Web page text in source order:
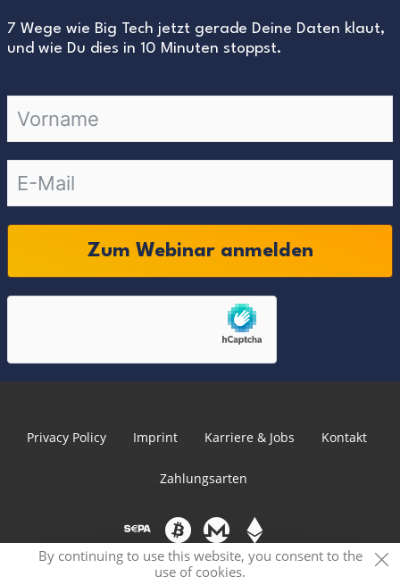
7 Wege wie Big Tech jetzt gerade Deine Daten klaut,
und wie Du dies in 10 Minuten stoppst.
Zum Webinar anmelden
Privacy Policy Imprint Karriere & Jobs Kontakt
Zahlungsarten
© 2026 PRVCY.world
By continuing to use this website, you consent to the
use of cookies.